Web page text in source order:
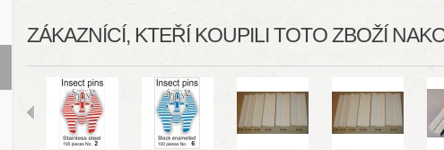
ZÁKAZNÍCÍ, KTEŘÍ KOUPILI TOTO ZBOŽÍ